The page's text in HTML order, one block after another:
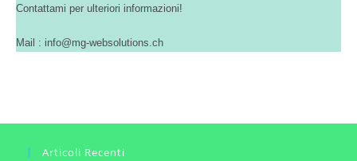
Contattami per ulteriori informazioni!
Mail : info@mg-websolutions.ch
Articoli Recenti